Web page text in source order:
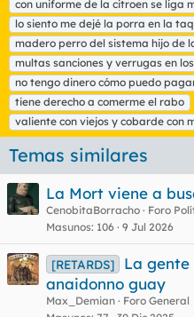
e
t
a
s
con uniforme de la citroen se liga
lo siento me dejé la porra en la
madero perro del sistema hijo de
multas sanciones y verrugas en
no tengo dinero cómo puedo
tiene derecho a comerme el rabo
valiente con viejos y cobarde con
Temas similares
La Mort viene a
CenobitaBorracho
Foro
Masunos 106 9 Jul 2026
[RETARDS]
La
anaidonno guay
Max_Demian
Foro General